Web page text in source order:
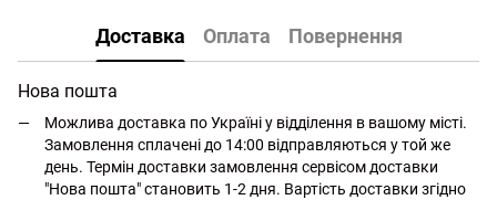
Доставка Оплата Повернення
Нова пошта
Можлива доставка по Україні у відділення в вашому місті.
Замовлення сплачені до 14:00 відправляються у той же
день. Термін доставки замовлення сервісом доставки
"Нова пошта" становить 1-2 дня. Вартість доставки згідно